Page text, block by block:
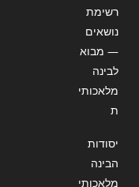
רשימת
נושאים
— מבוא
לבינה
מלאכותי
ת
יסודות
הבינה
מלאכותי